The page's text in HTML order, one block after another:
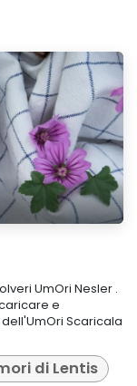
UmOri Nesler​ .
e
Scaricala
di Lentis